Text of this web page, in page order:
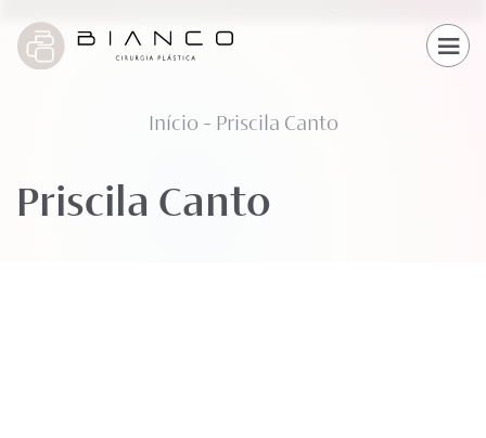
Início - Priscila Canto
Priscila Canto